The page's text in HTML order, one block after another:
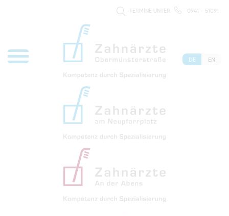
TERMINE UNTER 0941 - 51091
DE EN